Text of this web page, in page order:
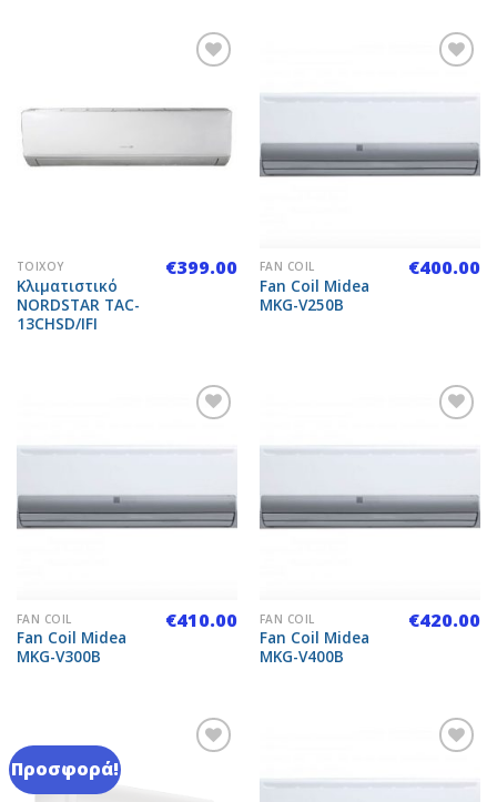
ΤΟΊΧΟΥ
Κλιματιστικό
NORDSTAR TAC-
13CHSD/IFI
€399.00
Wishlist
FAN COIL
Fan Coil Midea
MKG-V250B
€400.00
Wishlist
FAN COIL
Fan Coil Midea
MKG-V300B
€410.00
Wishlist
FAN COIL
Fan Coil Midea
MKG-V400B
€420.00
Προσφορά!